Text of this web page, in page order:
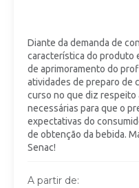
Diante da demanda de
característica do produto
de aprimoramento do
atividades de preparo de
curso no que diz respeito
necessárias para que o
expectativas do
de obtenção da bebida.
Senac!
A partir de: